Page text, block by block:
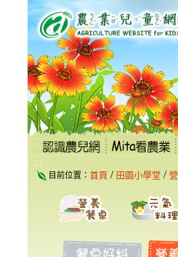
跳
到
主
要
內
容
區
塊
:::
目前位置： 首頁 / 田園小學堂 /